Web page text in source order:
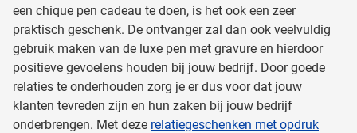
een chique pen cadeau te doen, is het ook een zeer
praktisch geschenk. De ontvanger zal dan ook veelvuldig
gebruik maken van de luxe pen met gravure en hierdoor
positieve gevoelens houden bij jouw bedrijf. Door goede
relaties te onderhouden zorg je er dus voor dat jouw
klanten tevreden zijn en hun zaken bij jouw bedrijf
onderbrengen. Met deze relatiegeschenken met opdruk